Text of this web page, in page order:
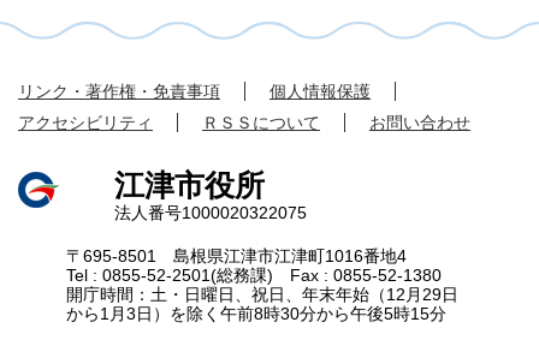
リンク・著作権・免責事項
個人情報保護
アクセシビリティ
ＲＳＳについて お問い合わせ
江津市役所
法人番号1000020322075
〒695-8501 島根県江津市江津町1016番地4
Tel : 0855-52-2501(総務課) Fax : 0855-52-1380
開庁時間：土・日曜日、祝日、年末年始（12月29日
から1月3日）を除く午前8時30分から午後5時15分